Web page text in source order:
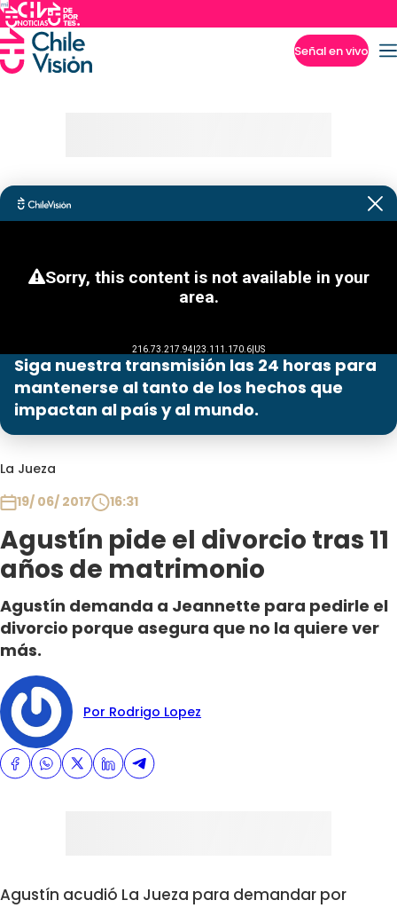
Señal en vivo
Siga nuestra transmisión las 24 horas para
mantenerse al tanto de los hechos que
impactan al país y al mundo.
La Jueza
19/ 06/ 2017
16:31
Agustín pide el divorcio tras 11
años de matrimonio
Agustín demanda a Jeannette para pedirle el
divorcio porque asegura que no la quiere ver
más.
Por Rodrigo Lopez
Agustín acudió La Jueza para demandar por
Programas
Contigo en Directo
Plan Perfecto
El Tiempo
Sabingo
Todos Los Programas